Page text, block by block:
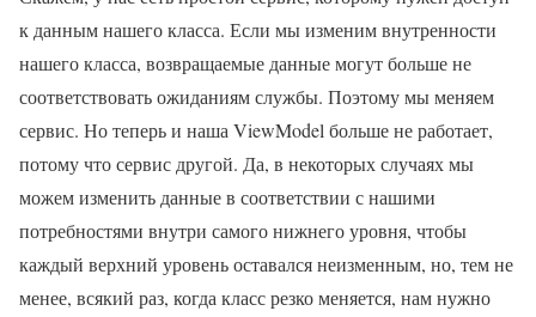
к данным нашего класса. Если мы изменим внутренности
нашего класса, возвращаемые данные могут больше не
соответствовать ожиданиям службы. Поэтому мы меняем
сервис. Но теперь и наша ViewModel больше не работает,
потому что сервис другой. Да, в некоторых случаях мы
можем изменить данные в соответствии с нашими
потребностями внутри самого нижнего уровня, чтобы
каждый верхний уровень оставался неизменным, но, тем не
менее, всякий раз, когда класс резко меняется, нам нужно